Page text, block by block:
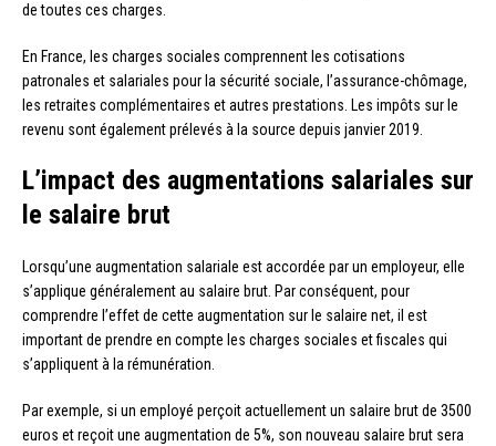
de toutes ces charges.
En France, les charges sociales comprennent les cotisations
patronales et salariales pour la sécurité sociale, l’assurance-chômage,
les retraites complémentaires et autres prestations. Les impôts sur le
revenu sont également prélevés à la source depuis janvier 2019.
L’impact des augmentations salariales sur
le salaire brut
Lorsqu’une augmentation salariale est accordée par un employeur, elle
s’applique généralement au salaire brut. Par conséquent, pour
comprendre l’effet de cette augmentation sur le salaire net, il est
important de prendre en compte les charges sociales et fiscales qui
s’appliquent à la rémunération.
Par exemple, si un employé perçoit actuellement un salaire brut de 3500
euros et reçoit une augmentation de 5%, son nouveau salaire brut sera